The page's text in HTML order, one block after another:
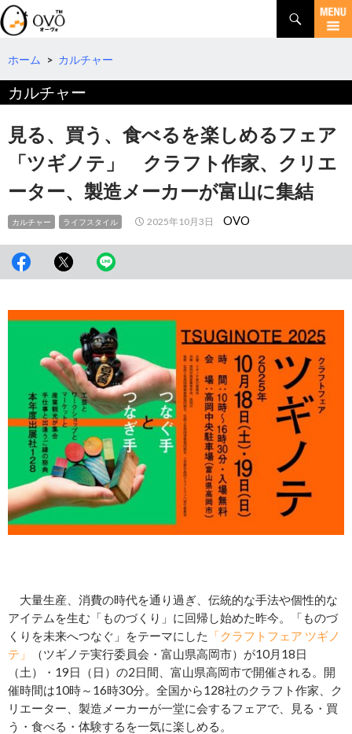
検
索
コ
テ
ツ
へ
動
ホーム > カルチャー
カルチャー
見る、買う、食べるを楽しめるフェア
「ツギノテ」 クラフト作家、クリエ
ーター、製造メーカーが富山に集結
カルチャー ライフスタイル 2025年10月3日 OVO
大量生産、消費の時代を通り過ぎ、伝統的な手法や個性的な
アイテムを生む「ものづくり」に回帰し始めた昨今。「ものづ
くりを未来へつなぐ」をテーマにした
「クラフトフェア ツギノ
テ」
（ツギノテ実行委員会・富山県高岡市）が10月18日
（土）・19日（日）の2日間、富山県高岡市で開催される。開
催時間は10時～16時30分。全国から128社のクラフト作家、ク
リエーター、製造メーカーが一堂に会するフェアで、見る・買
う・食べる・体験するを一気に楽しめる。